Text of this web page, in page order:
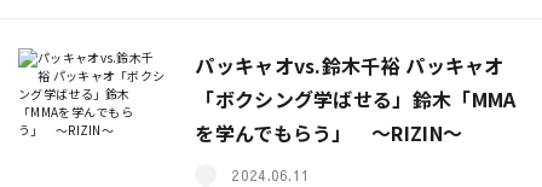
パッキャオvs.鈴木千裕 パッキャオ
「ボクシング学ばせる」鈴木「MMA
を学んでもらう」 ～RIZIN～
2024.06.11